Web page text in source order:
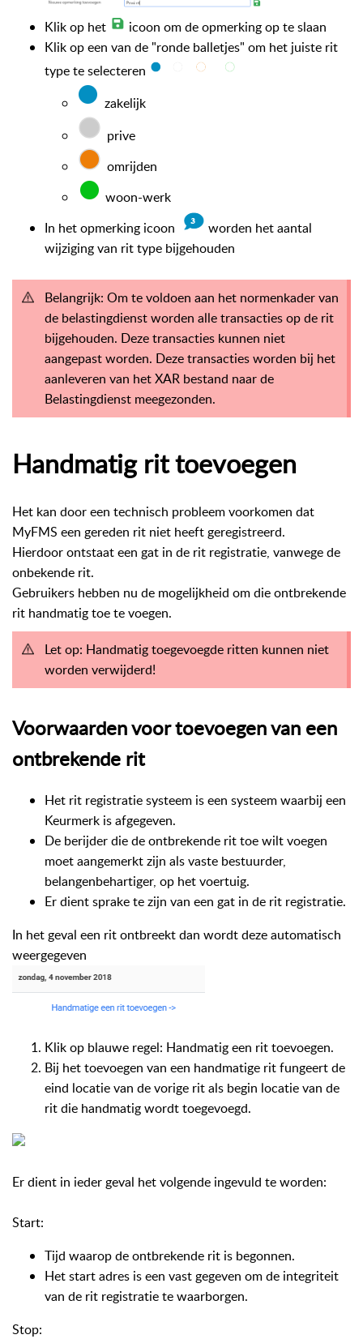
Klik op het
icoon om de opmerking op te slaan
Klik op een van de "ronde balletjes" om het juiste rit
type te selecteren
zakelijk
prive
omrijden
woon-werk
In het opmerking icoon
worden het aantal
wijziging van rit type bijgehouden
Belangrijk: Om te voldoen aan het normenkader van
de belastingdienst worden alle transacties op de rit
bijgehouden. Deze transacties kunnen niet
aangepast worden. Deze transacties worden bij het
aanleveren van het XAR bestand naar de
Belastingdienst meegezonden.
Handmatig rit toevoegen
Het kan door een technisch probleem voorkomen dat
MyFMS een gereden rit niet heeft geregistreerd.
Hierdoor ontstaat een gat in de rit registratie, vanwege de
onbekende rit.
Gebruikers hebben nu de mogelijkheid om die ontbrekende
rit handmatig toe te voegen.
Let op: Handmatig toegevoegde ritten kunnen niet
worden verwijderd!
Voorwaarden voor toevoegen van een
ontbrekende rit
Het rit registratie systeem is een systeem waarbij een
Keurmerk is afgegeven.
De berijder die de ontbrekende rit toe wilt voegen
moet aangemerkt zijn als vaste bestuurder,
belangenbehartiger, op het voertuig.
Er dient sprake te zijn van een gat in de rit registratie.
In het geval een rit ontbreekt dan wordt deze automatisch
weergegeven
Klik op blauwe regel: Handmatig een rit toevoegen.
Bij het toevoegen van een handmatige rit fungeert de
eind locatie van de vorige rit als begin locatie van de
rit die handmatig wordt toegevoegd.
Er dient in ieder geval het volgende ingevuld te worden:
Start:
Tijd waarop de ontbrekende rit is begonnen.
Het start adres is een vast gegeven om de integriteit
van de rit registratie te waarborgen.
Stop: